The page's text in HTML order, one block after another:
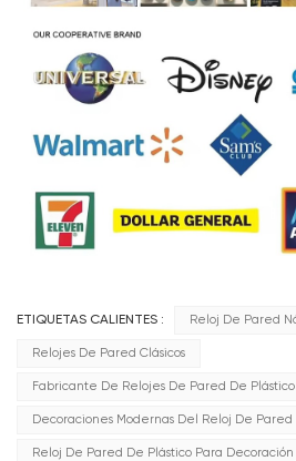
ETIQUETAS CALIENTES : Reloj De Pared
Relojes De Pared Clásicos
Fabricante De Relojes De Pared De
Decoraciones Modernas Del Reloj De Pared
Reloj De Pared De Plástico Para